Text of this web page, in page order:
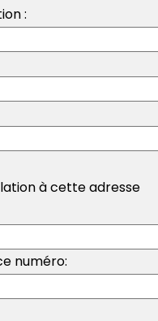
:
à cette adresse
numéro: